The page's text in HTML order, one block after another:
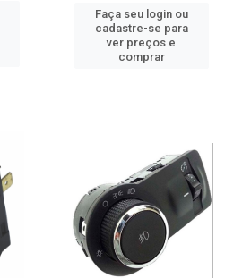
Faça seu login ou
cadastre-se para
ver preços e
comprar